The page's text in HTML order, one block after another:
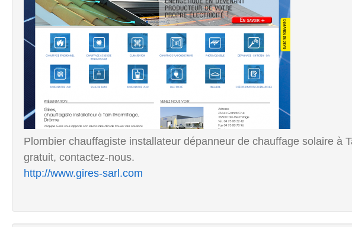
Plombier chauffagiste installateur dépanneur de chauffage solaire à
gratuit, contactez-nous.
http://www.gires-sarl.com